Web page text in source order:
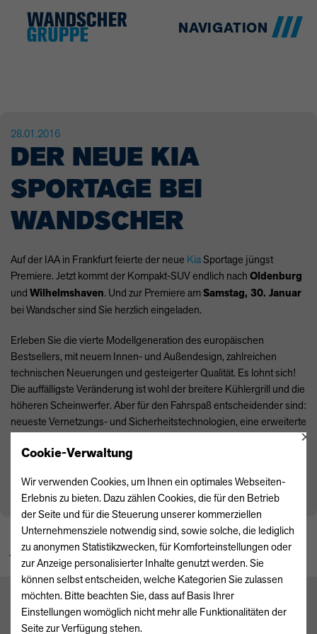
NAVIGATION
28.01.2016
DER NEUE KIA
SPORTAGE BEI
WANDSCHER
Auf der IAA in Frankfurt feierte der neue KiaSportage jüngst
Premiere. Jetzt kommt der Kompakt-SUVendlich nach Oldenburg
und Wilhelmshaven. Und zur Premiere amSamstag, 30. Januar
bei Wandscher sind Sie herzlich eingeladen.
Erleben Sie die vierte Modellgeneration des europäischen
Bestsellers, mit neuem Innen- und Außendesign, zahlreichen
technischen Neuerungen und gesteigerter Qualität. Es lohnt sich!
Die auffälligste Veränderung ist wohl der breitere Kühlergrill und die
höheren Scheinwerfer. Aber für den Fahrspaß entscheidender sind:
neueste Vernetzungs- und Sicherheitstechnologien, eine erweiterte
Antriebspalette mit höherer Effizienz bei gesteigerter Fahrleistung –
und der unschlagbare Preis
entgehen lassen.
ZURÜCK ZUR ÜBERSICHT
Cookie-Verwaltung
×
Wir verwenden Cookies, um Ihnen ein optimales Webseiten-
Erlebnis zu bieten. Dazu zählen Cookies, die für den Betrieb
der Seite und für die Steuerung unserer kommerziellen
Unternehmensziele notwendig sind, sowie solche, die lediglich
zu anonymen Statistikzwecken, für Komforteinstellungen oder
zur Anzeige personalisierter Inhalte genutzt werden. Sie
können selbst entscheiden, welche Kategorien Sie zulassen
möchten. Bitte beachten Sie, dass auf Basis Ihrer
Einstellungen womöglich nicht mehr alle Funktionalitäten der
Seite zur Verfügung stehen.